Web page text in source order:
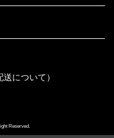
について）
Reserved.